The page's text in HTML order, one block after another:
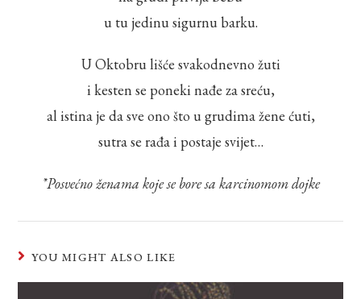
u tu jedinu sigurnu barku.
U Oktobru lišće svakodnevno žuti
i kesten se poneki nađe za sreću,
al istina je da sve ono što u grudima žene ćuti,
sutra se rađa i postaje svijet…
*Posvećno ženama koje se bore sa karcinomom dojke
YOU MIGHT ALSO LIKE